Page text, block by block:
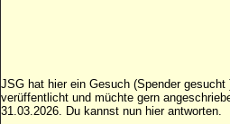
JSG hat hier ein Gesuch (Spender
verüffentlicht und müchte gern
31.03.2026. Du kannst nun hier antworten.